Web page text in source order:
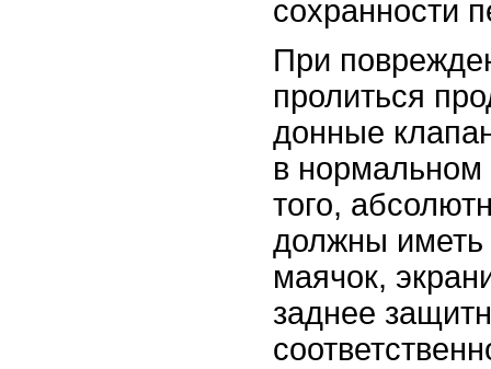
сохранности
При
пролиться
донные
в нормальном
того,
должны иметь
маячок,
заднее